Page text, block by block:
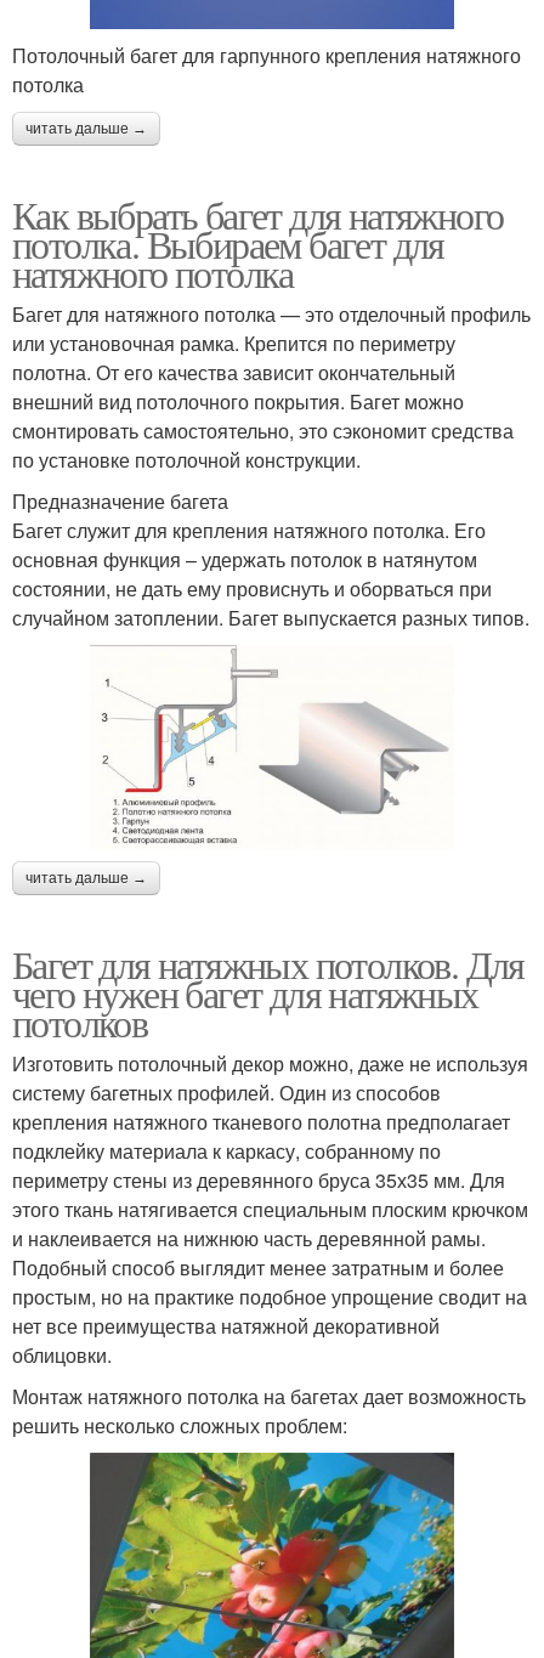
Потолочный багет для гарпунного крепления натяжного
потолка
читать дальше →
Как выбрать багет для натяжного
потолка. Выбираем багет для
натяжного потолка
Багет для натяжного потолка — это отделочный профиль
или установочная рамка. Крепится по периметру
полотна. От его качества зависит окончательный
внешний вид потолочного покрытия. Багет можно
смонтировать самостоятельно, это сэкономит средства
по установке потолочной конструкции.
Предназначение багета
Багет служит для крепления натяжного потолка. Его
основная функция – удержать потолок в натянутом
состоянии, не дать ему провиснуть и оборваться при
случайном затоплении. Багет выпускается разных типов.
читать дальше →
Багет для натяжных потолков. Для
чего нужен багет для натяжных
потолков
Изготовить потолочный декор можно, даже не используя
систему багетных профилей. Один из способов
крепления натяжного тканевого полотна предполагает
подклейку материала к каркасу, собранному по
периметру стены из деревянного бруса 35х35 мм. Для
этого ткань натягивается специальным плоским крючком
и наклеивается на нижнюю часть деревянной рамы.
Подобный способ выглядит менее затратным и более
простым, но на практике подобное упрощение сводит на
нет все преимущества натяжной декоративной
облицовки.
Монтаж натяжного потолка на багетах дает возможность
решить несколько сложных проблем: